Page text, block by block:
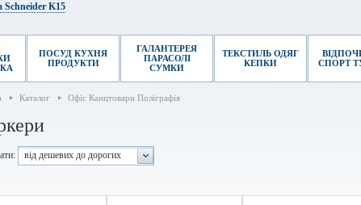
Schneider K15
ПОСУД КУХНЯ
ПРОДУКТИ
ГАЛАНТЕРЕЯ
ПАРАСОЛІ
СУМКИ
ТЕКСТИЛЬ ОДЯГ
КЕПКИ
СПОРТ
Каталог Офіс Канцтовари Поліграфія
від дешевих до дорогих